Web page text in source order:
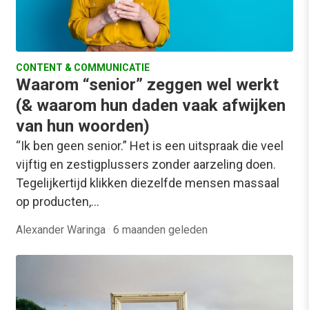
CONTENT & COMMUNICATIE
Waarom “senior” zeggen wel werkt
(& waarom hun daden vaak afwijken
van hun woorden)
“Ik ben geen senior.” Het is een uitspraak die veel
vijftig en zestigplussers zonder aarzeling doen.
Tegelijkertijd klikken diezelfde mensen massaal
op producten,…
Alexander Waringa · 6 maanden geleden